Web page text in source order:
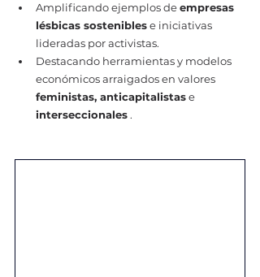
Amplificando ejemplos de empresas
lésbicas sostenibles e iniciativas
lideradas por activistas.
Destacando herramientas y modelos
económicos arraigados en valores
feministas, anticapitalistas e
interseccionales .